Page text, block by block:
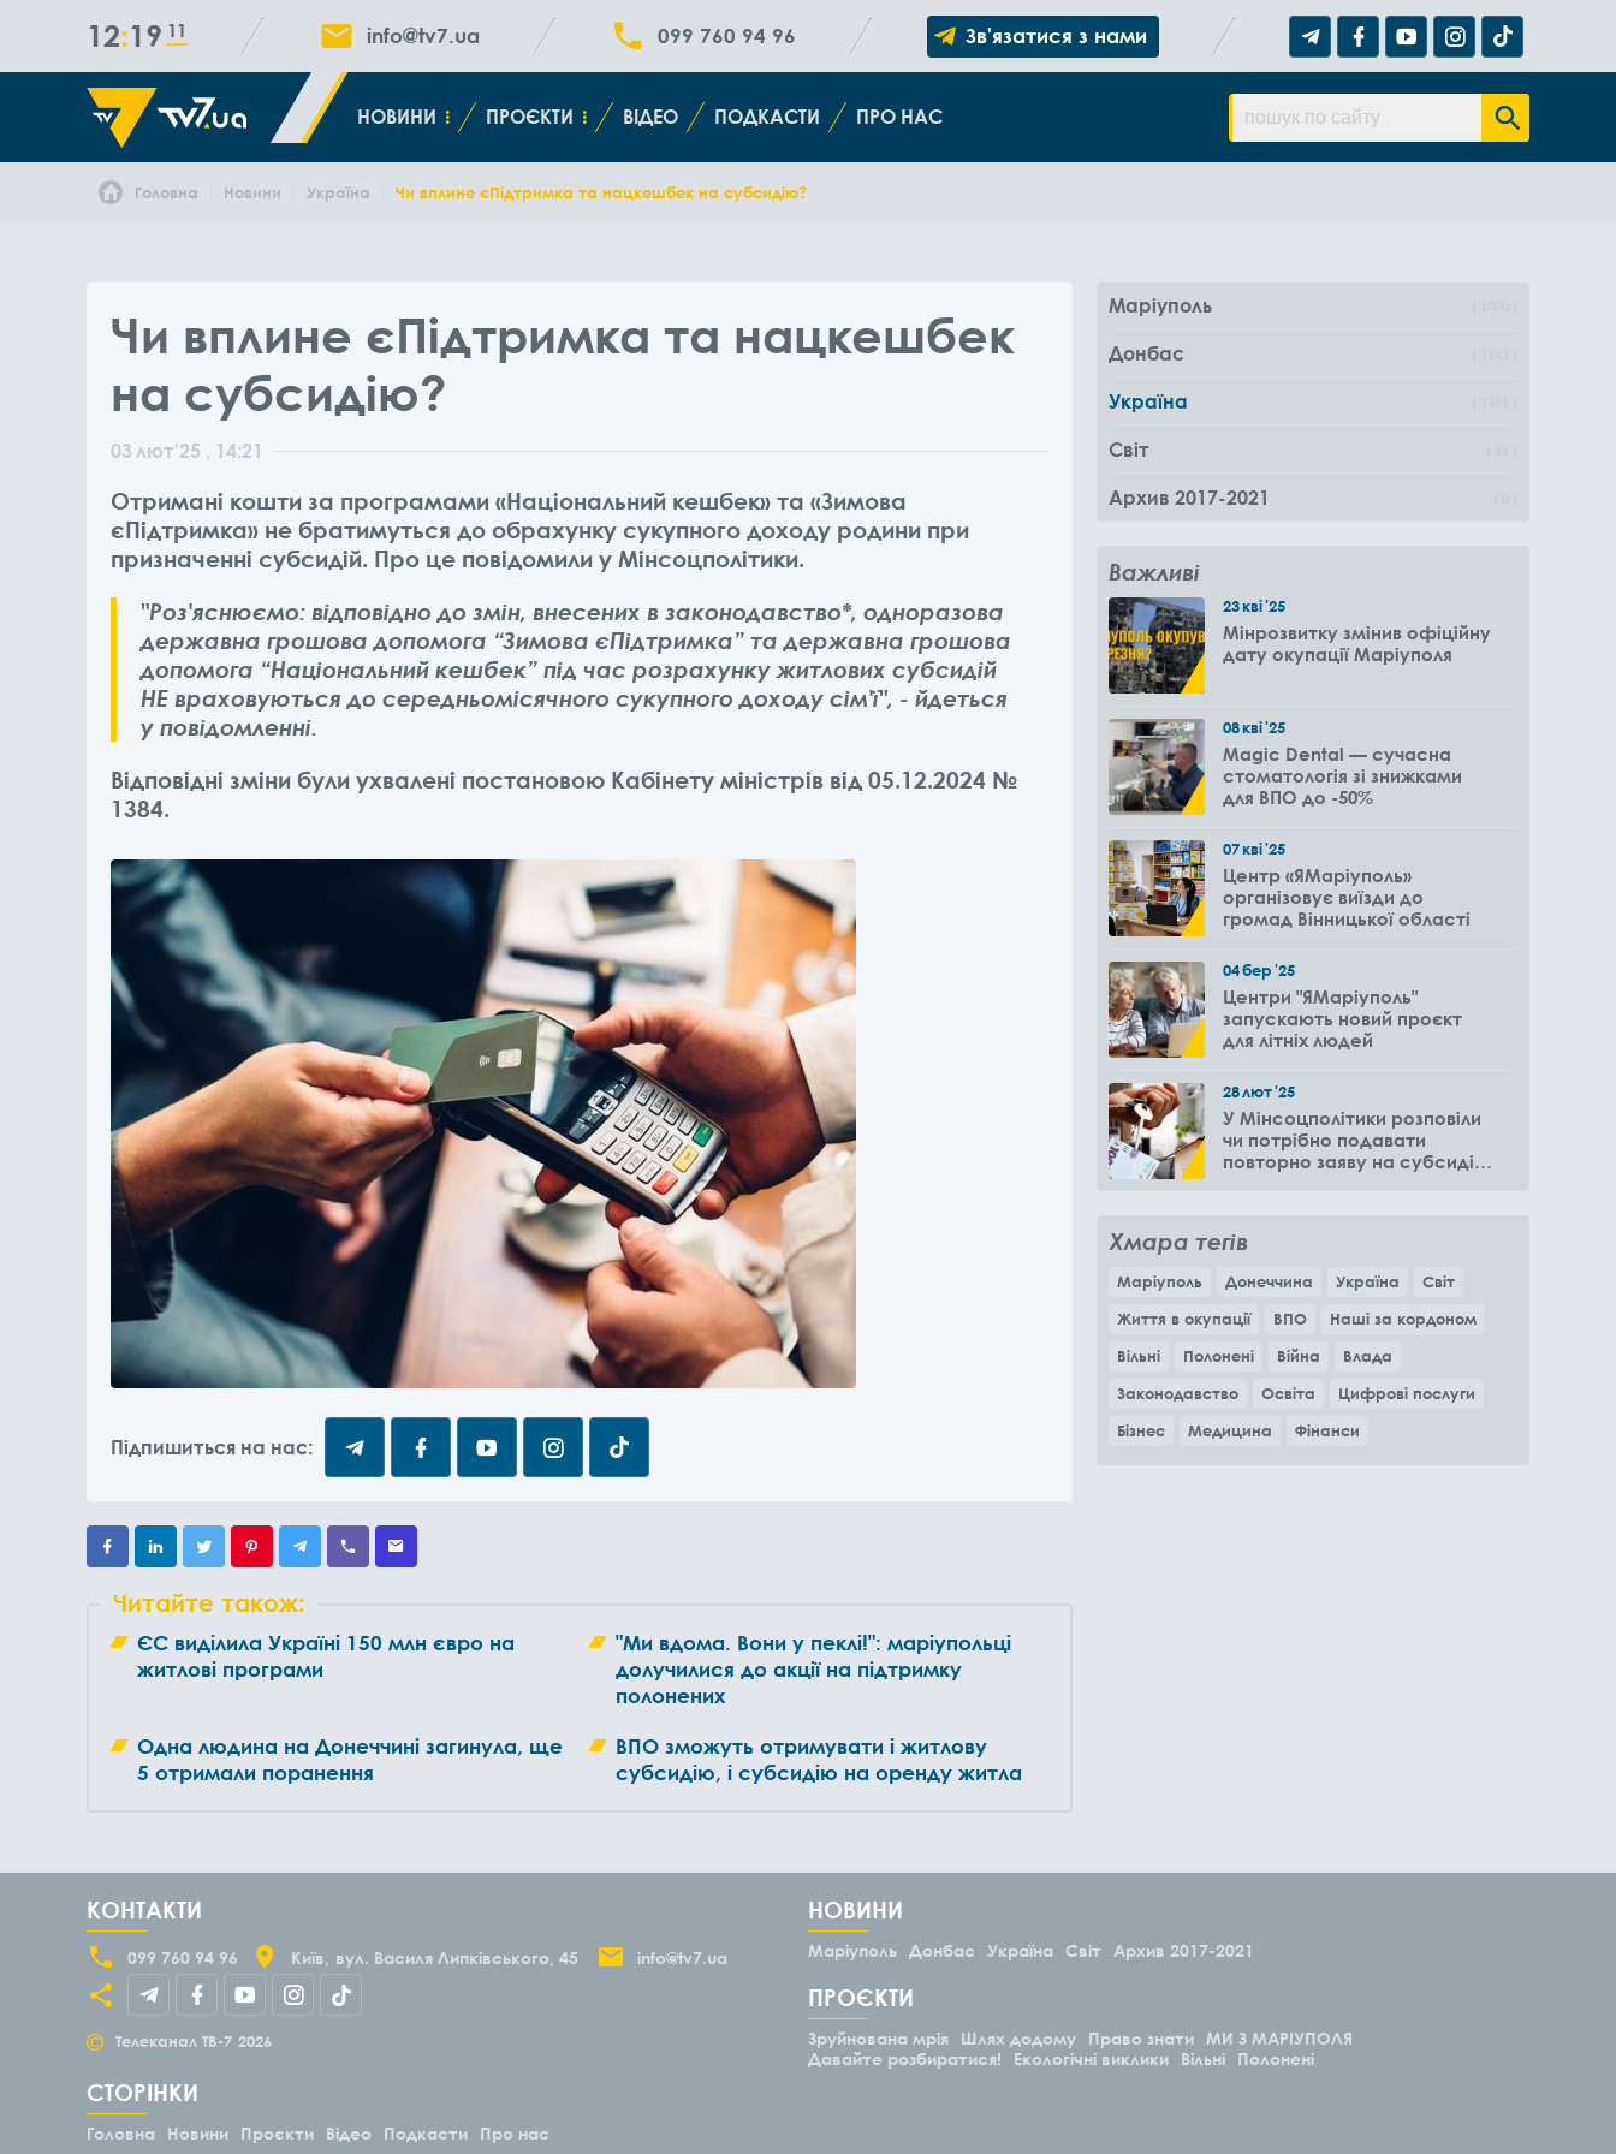
12 19 12 info@tv7.ua 099 760 94 96 Зв'язатися з нами
НОВИНИ ПРОЄКТИ ВІДЕО ПОДКАСТИ ПРО НАС
Головна Новини Україна Чи вплине єПідтримка та нацкешбек на субсидію?
Чи вплине єПідтримка та нацкешбек
на субсидію?
03 лют'25 , 14:21
Отримані кошти за програмами «Національний кешбек» та «Зимова
єПідтримка» не братимуться до обрахунку сукупного доходу родини при
призначенні субсидій. Про це повідомили у Мінсоцполітики.
"Роз'яснюємо: відповідно до змін, внесених в законодавство*, одноразова
державна грошова допомога “Зимова єПідтримка” та державна грошова
допомога “Національний кешбек” під час розрахунку житлових субсидій
НЕ враховуються до середньомісячного сукупного доходу сім'ї", - йдеться
у повідомленні.
Відповідні зміни були ухвалені постановою Кабінету міністрів від 05.12.2024 №
1384.
Підпишиться на нас:
Читайте також:
ЄС виділила Україні 150 млн євро на
житлові програми
"Ми вдома. Вони у пеклі!": маріупольці
долучилися до акції на підтримку
полонених
Одна людина на Донеччині загинула, ще
5 отримали поранення
ВПО зможуть отримувати і житлову
субсидію, і субсидію на оренду житла
Маріуполь
Донбас
Україна
Світ
Архив 2017-2021
Важливі
23кві'25
Мінрозвитку змінив офіційну
дату окупації Маріуполя
08кві'25
Magic Dental — сучасна
стоматологія зі знижками
для ВПО до -50%
07кві'25
Центр «ЯМаріуполь»
організовує виїзди до
громад Вінницької області
04бер'25
Центри "ЯМаріуполь"
запускають новий проєкт
для літніх людей
28лют'25
У Мінсоцполітики розповіли
чи потрібно подавати
повторно заяву на субсидію
Хмара тегів
Маріуполь Донеччина Україна
Світ
Життя в окупації
ВПО
Наші за кордоном
Вільні
Полонені Війна
Влада
Законодавство
Освіта
Цифрові послуги
Бізнес
Медицина Фінанси
КОНТАКТИ
099 760 94 96 Київ вул. Василя Липківського, 45 info@tv7.ua
© Телеканал ТВ-7 2026
СТОРІНКИ
Головна Новини Проєкти Відео Подкасти Про нас
НОВИНИ
Маріуполь Донбас Україна Світ Архив 2017-2021
ПРОЄКТИ
Зруйнована мрія Шлях додому Право знати
МИ З МАРІУПОЛЯ
Давайте розбиратися!
Екологічні виклики Вільні Полонені